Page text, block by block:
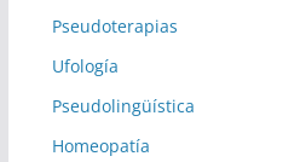
Pseudoterapias
Ufología
Pseudolingüística
Homeopatía